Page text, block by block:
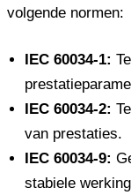
volgende normen:
IEC 60034-1:
IEC 60034-2:
van prestaties.
IEC 60034-9:
stabiele